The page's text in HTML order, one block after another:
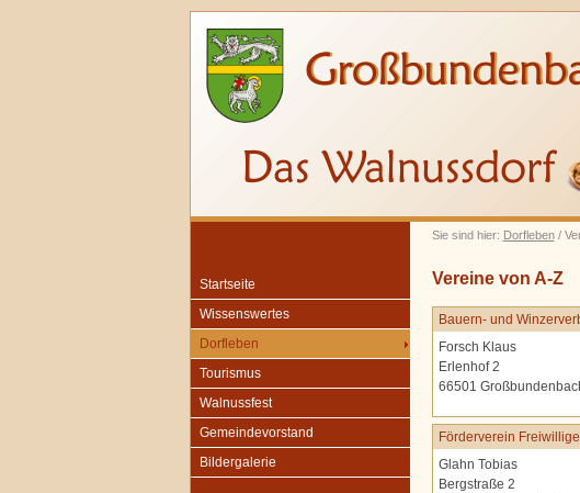
Sie sind hier: Dorfleben/
Startseite
Wissenswertes
Dorfleben
Tourismus
Walnussfest
Gemeindevorstand
Bildergalerie
Vereine von A-Z
Bauern- und
Forsch Klaus
Erlenhof 2
66501
Förderverein
Glahn Tobias
Bergstraße 2